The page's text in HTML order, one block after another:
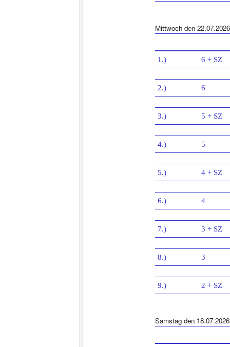
Mittwoch den 22.07.2026
1.) 6 + SZ
2.) 6
3.) 5 + SZ
4.) 5
5.) 4 + SZ
6.) 4
7.) 3 + SZ
8.) 3
9.) 2 + SZ
Samstag den 18.07.2026